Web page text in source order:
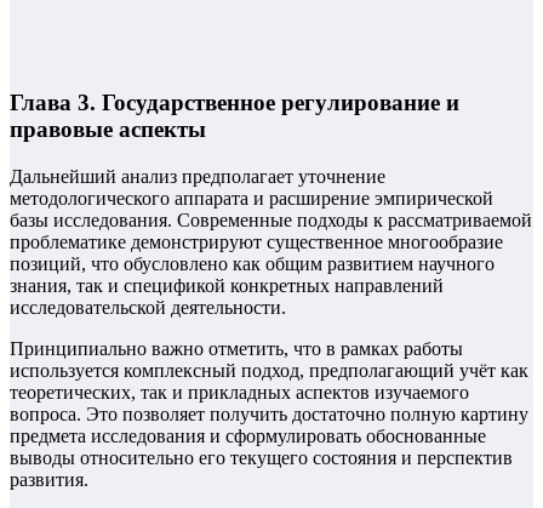
Глава 3. Государственное регулирование и
правовые аспекты
Дальнейший анализ предполагает уточнение
методологического аппарата и расширение эмпирической
базы исследования. Современные подходы к рассматриваемой
проблематике демонстрируют существенное многообразие
позиций, что обусловлено как общим развитием научного
знания, так и спецификой конкретных направлений
исследовательской деятельности.
Принципиально важно отметить, что в рамках работы
используется комплексный подход, предполагающий учёт как
теоретических, так и прикладных аспектов изучаемого
вопроса. Это позволяет получить достаточно полную картину
предмета исследования и сформулировать обоснованные
выводы относительно его текущего состояния и перспектив
развития.